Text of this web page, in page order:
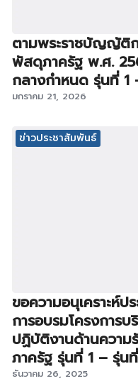
ตามพระราชบัญญัติก
พัสดุภาครัฐ พ.ศ.
กลางกำหนด รุ่นที่ 1
มกราคม 21, 2026
ข่าวประชาสัมพันธ์
ขอความอนุเคราะห์ป
การอบรมโครงการ
ปฏิบัติงานด้านความ
ภาครัฐ รุ่นที่ 1 – รุ่น
ธันวาคม 26, 2025